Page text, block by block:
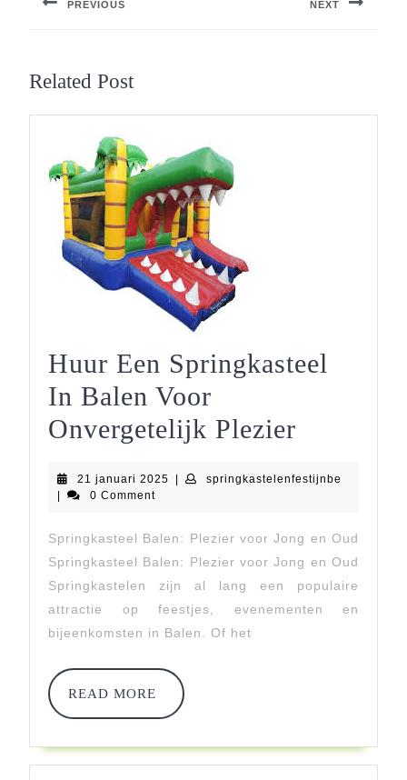
PREVIOUS NEXT
Related Post
Huur Een Springkasteel
In Balen Voor
Onvergetelijk Plezier
Balen
Voor
21 januari 2025 21| springkastelenfestijnbe
|
0 Comment
Springkasteel Balen: Plezier voor Jong en Oud
Springkasteel Balen: Plezier voor Jong en Oud
Springkastelen zijn al lang een populaire
attractie op feestjes, evenementen en
bijeenkomsten in Balen. Of het
READ MORE
READ
MORE